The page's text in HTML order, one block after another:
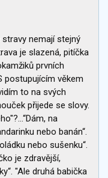
nemají stejný
je slazená, pitíčka
prvních
postupujícím věkem
to na svých
přijede se slovy.
na
nebo banán“.
nebo sušenku“.
je zdravější,
"Ale druhá babička